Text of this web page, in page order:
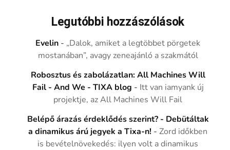
Legutóbbi hozzászólások
Evelin - „Dalok, amiket a legtöbbet pörgetek
mostanában”, avagy zeneajánló a szakmától
Robosztus és zabolázatlan: All Machines Will
Fail - And We - TIXA blog - Itt van iamyank új
projektje, az All Machines Will Fail
Belépő árazás érdeklődés szerint? - Debütáltak
a dinamikus árú jegyek a Tixa-n! -Zord időkben
is bevételnövekedés: ilyen volt a dinamikus